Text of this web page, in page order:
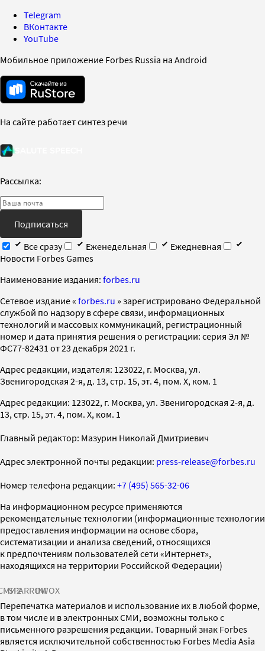
Telegram
ВКонтакте
YouTube
Мобильное приложение Forbes Russia на Android
На сайте работает синтез речи
Рассылка:
Подписаться
Все сразу
Еженедельная
Ежедневная
Новости Forbes Games
Наименование издания: forbes.ru
Cетевое издание « forbes.ru » зарегистрировано Федеральной
службой по надзору в сфере связи, информационных
технологий и массовых коммуникаций, регистрационный
номер и дата принятия решения о регистрации: серия Эл №
ФС77-82431 от 23 декабря 2021 г.
Адрес редакции, издателя: 123022, г. Москва, ул.
Звенигородская 2-я, д. 13, стр. 15, эт. 4, пом. X, ком. 1
Адрес редакции: 123022, г. Москва, ул. Звенигородская 2-я, д.
13, стр. 15, эт. 4, пом. X, ком. 1
Главный редактор: Мазурин Николай Дмитриевич
Адрес электронной почты редакции: press-release@forbes.ru
Номер телефона редакции: +7 (495) 565-32-06
На информационном ресурсе применяются
рекомендательные технологии (информационные технологии
предоставления информации на основе сбора,
систематизации и анализа сведений, относящихся
к предпочтениям пользователей сети «Интернет»,
находящихся на территории Российской Федерации)
SPARROWINFOX
Перепечатка материалов и использование их в любой форме,
в том числе и в электронных СМИ, возможны только с
письменного разрешения редакции. Товарный знак Forbes
является исключительной собственностью Forbes Media Asia